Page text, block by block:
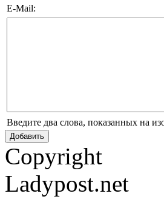
E-Mail:
Введите два слова, показанных на
Copyright
Ladypost.net